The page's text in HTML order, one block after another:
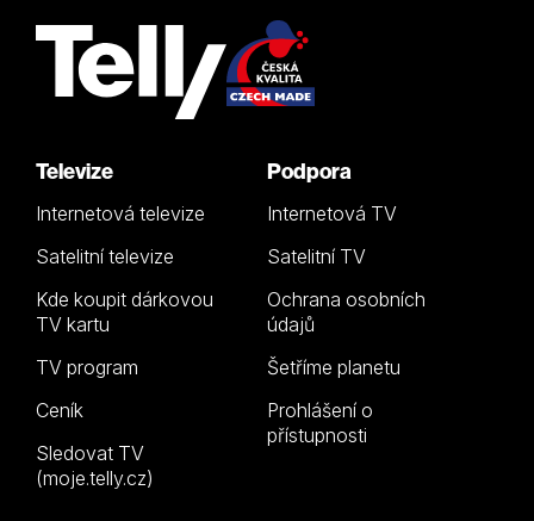
Televize
Internetová televize
Satelitní televize
Kde koupit dárkovou
TV kartu
TV program
Ceník
Sledovat TV
(moje.telly.cz)
Podpora
Internetová TV
Satelitní TV
Ochrana osobních
údajů
Šetříme planetu
Prohlášení o
přístupnosti